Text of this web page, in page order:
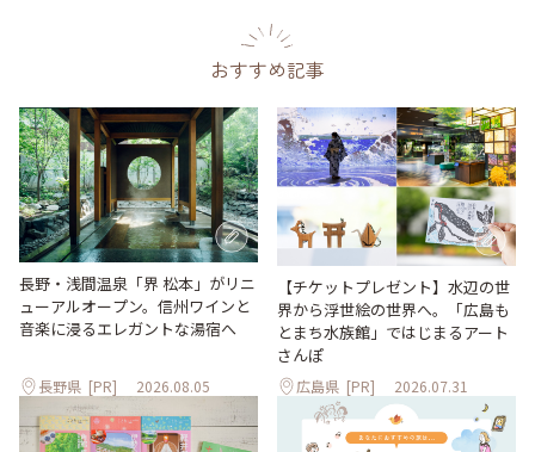
おすすめ記事
長野・浅間温泉「界 松本」がリニ
ューアルオープン。信州ワインと
音楽に浸るエレガントな湯宿へ
長野県 [PR] 2026.08.05
【チケットプレゼント】水辺の世
界から浮世絵の世界へ。「広島も
とまち水族館」ではじまるアート
さんぽ
広島県 [PR] 2026.07.31